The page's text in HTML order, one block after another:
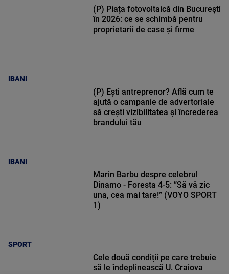
IBANI
(P) Piața fotovoltaică din București
în 2026: ce se schimbă pentru
proprietarii de case și firme
IBANI
(P) Ești antreprenor? Află cum te
ajută o campanie de advertoriale
să crești vizibilitatea și încrederea
brandului tău
SPORT
Marin Barbu despre celebrul
Dinamo - Foresta 4-5: ”Să vă zic
una, cea mai tare!” (VOYO SPORT
1)
Cele două condiții pe care trebuie
să le îndeplinească U. Craiova